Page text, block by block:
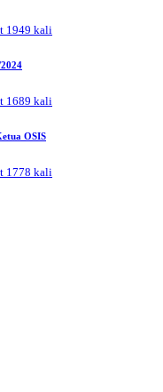
1949 kali
1689 kali
OSIS
1778 kali